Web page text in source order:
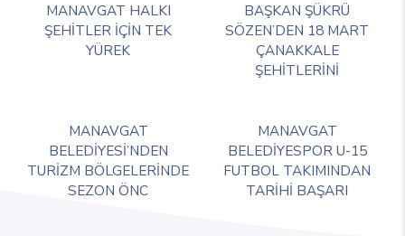
MANAVGAT HALKI
ŞEHİTLER İÇİN TEK
YÜREK
BAŞKAN ŞÜKRÜ
SÖZEN’DEN 18 MART
ÇANAKKALE
ŞEHİTLERİNİ
MANAVGAT
BELEDİYESİ’NDEN
TURİZM BÖLGELERİNDE
SEZON ÖNC
MANAVGAT
BELEDİYESPOR U-15
FUTBOL TAKIMINDAN
TARİHİ BAŞARI